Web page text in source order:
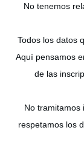
No tenemos
Todos los datos
Aquí pensamos
de las
No tramitamos
respetamos los